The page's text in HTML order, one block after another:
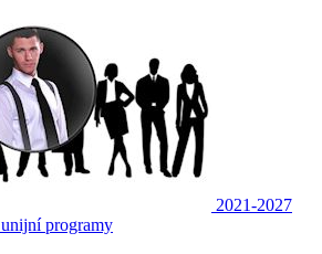
2021-2027
unijní programy